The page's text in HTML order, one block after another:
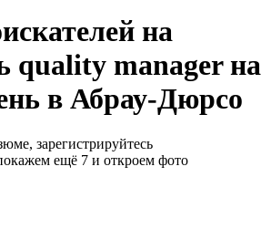
на
quality manager на
в Абрау-Дюрсо
зарегистрируйтесь
ещё 7 и откроем фото